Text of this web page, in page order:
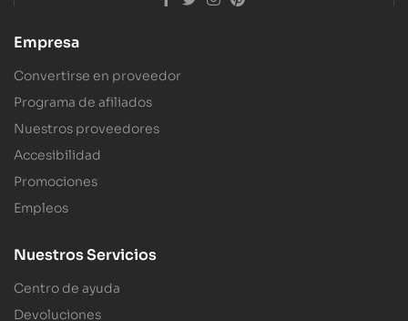
Empresa
Convertirse en proveedor
Programa de afiliados
Nuestros proveedores
Accesibilidad
Promociones
Empleos
Nuestros Servicios
Centro de ayuda
Devoluciones